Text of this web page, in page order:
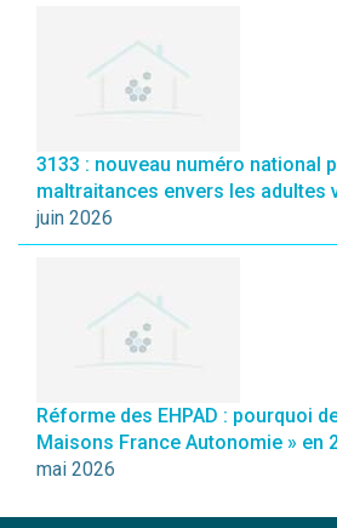
3133 : nouveau numéro national
maltraitances envers les adultes
juin 2026
Réforme des EHPAD : pourquoi
Maisons France Autonomie » en
mai 2026